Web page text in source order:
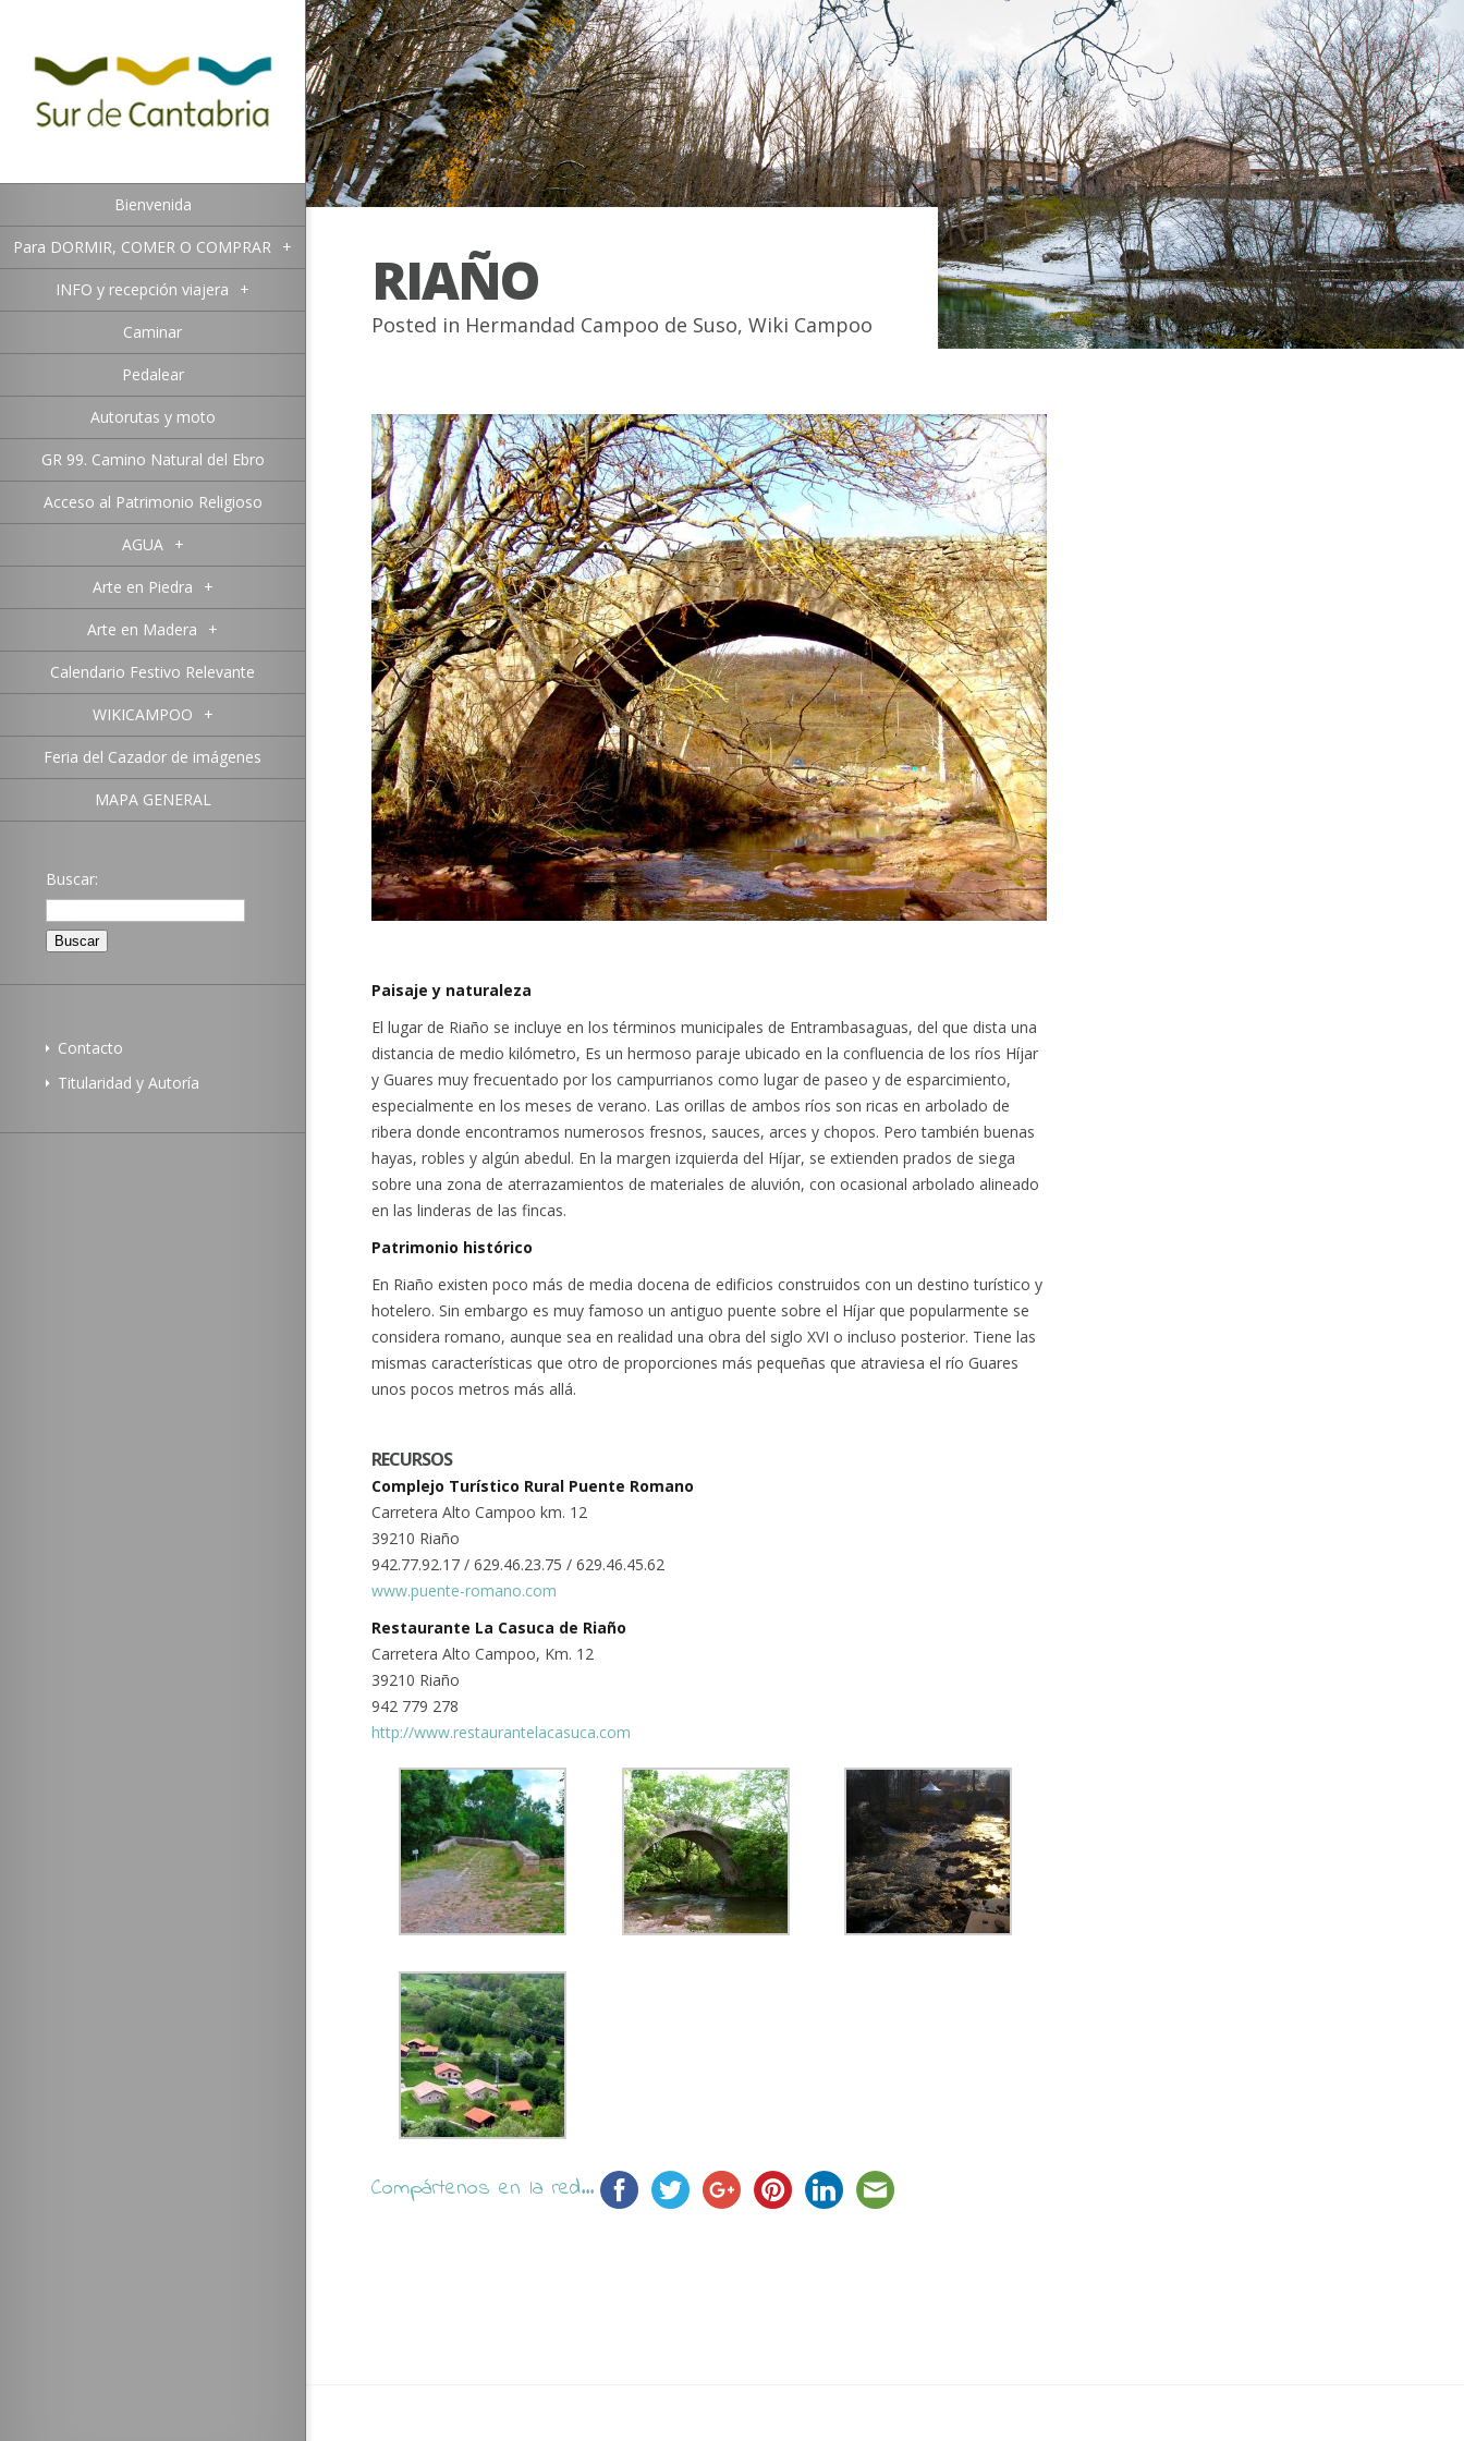
Bienvenida
Para DORMIR, COMER O COMPRAR +
INFO y recepción viajera +
Caminar
Pedalear
Autorutas y moto
GR 99. Camino Natural del Ebro
Acceso al Patrimonio Religioso
AGUA +
Arte en Piedra +
Arte en Madera +
Calendario Festivo Relevante
WIKICAMPOO +
Feria del Cazador de imágenes
MAPA GENERAL
Buscar:
Contacto
Titularidad y Autoría
RIAÑO
Posted in Hermandad Campoo de Suso, Wiki Campoo
Paisaje y naturaleza
El lugar de Riaño se incluye en los términos municipales de Entrambasaguas, del que dista una
distancia de medio kilómetro, Es un hermoso paraje ubicado en la confluencia de los ríos Híjar
y Guares muy frecuentado por los campurrianos como lugar de paseo y de esparcimiento,
especialmente en los meses de verano. Las orillas de ambos ríos son ricas en arbolado de
ribera donde encontramos numerosos fresnos, sauces, arces y chopos. Pero también buenas
hayas, robles y algún abedul. En la margen izquierda del Híjar, se extienden prados de siega
sobre una zona de aterrazamientos de materiales de aluvión, con ocasional arbolado alineado
en las linderas de las fincas.
Patrimonio histórico
En Riaño existen poco más de media docena de edificios construidos con un destino turístico y
hotelero. Sin embargo es muy famoso un antiguo puente sobre el Híjar que popularmente se
considera romano, aunque sea en realidad una obra del siglo XVI o incluso posterior. Tiene las
mismas características que otro de proporciones más pequeñas que atraviesa el río Guares
unos pocos metros más allá.
RECURSOS
Complejo Turístico Rural Puente Romano
Carretera Alto Campoo km. 12
39210 Riaño
942.77.92.17 / 629.46.23.75 / 629.46.45.62
www.puente-romano.com
Restaurante La Casuca de Riaño
Carretera Alto Campoo, Km. 12
39210 Riaño
942 779 278
http://www.restaurantelacasuca.com
Compártenos en la red...